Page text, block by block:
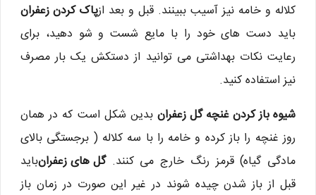
کلاله و خامه نیز آسیب ببینند. قبل و بعد ازپاک کردن زعفران
باید دست های خود را با مایع شست و شو دهید، برای
رعایت نکات بهداشتی می توانید از دستکش یک بار مصرف
نیز استفاده کنید.
شیوه باز کردن غنچه گل زعفران بدین شکل است که در همان
روز غنچه را باز کرده و خامه را با سه کلاله ( برجستگی بالای
مادگی گیاه) قرمز رنگ خارج می کنند.گل های زعفرانباید
قبل از باز شدن چیده شوند در غیر این صورت در زمان باز